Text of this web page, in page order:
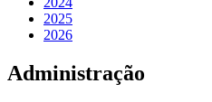
2025
2026
Administração